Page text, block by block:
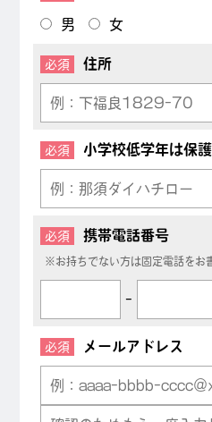
男 女
必須 住所
必須 小学校低学年は保
必須 携帯電話番号
※お持ちでない方は固定電話をお
-
必須 メールアドレス